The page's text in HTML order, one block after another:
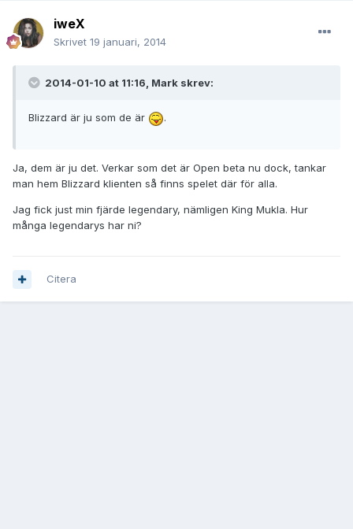
iweX
Skrivet 19 januari, 2014
2014-01-10 at 11:16, Mark skrev:
Blizzard är ju som de är .
Ja, dem är ju det. Verkar som det är Open beta nu dock, tankar
man hem Blizzard klienten så finns spelet där för alla.
Jag fick just min fjärde legendary, nämligen King Mukla. Hur
många legendarys har ni?
Citera